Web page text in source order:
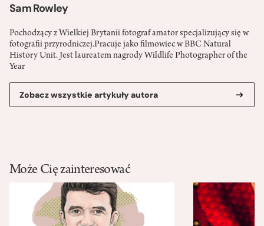
Sam Rowley
Pochodzący z Wielkiej Brytanii fotograf amator specjalizujący się w
fotografii przyrodniczej.Pracuje jako filmowiec w BBC Natural
History Unit. Jest laureatem nagrody Wildlife Photographer of the
Year
Zobacz wszystkie artykuły autora
Może Cię zainteresować